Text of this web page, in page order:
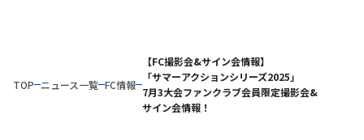
TOP ニュース一覧 FC情報
【FC撮影会&サイン会情報】
「サマーアクションシリーズ2025」
7月3大会ファンクラブ会員限定撮影会&
サイン会情報！